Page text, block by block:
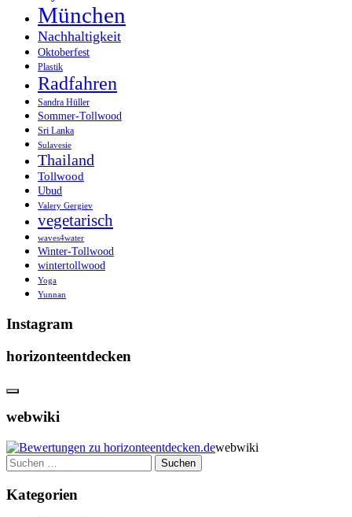
München
Nachhaltigkeit
Oktoberfest
Plastik
Radfahren
Sandra Hüller
Sommer-Tollwood
Sri Lanka
Sulavesie
Thailand
Tollwood
Ubud
Valery Gergiev
vegetarisch
waves4water
Winter-Tollwood
wintertollwood
Yoga
Yunnan
Instagram
horizonteentdecken
webwiki
webwiki
Suchen
nach:
Kategorien